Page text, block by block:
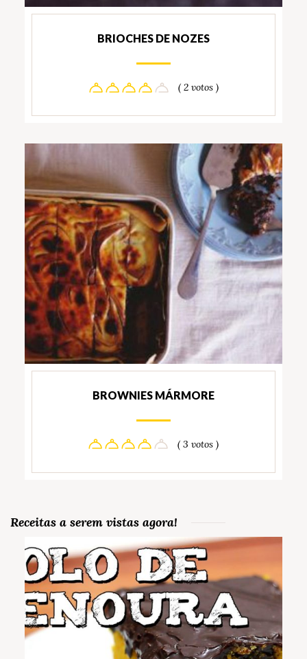
BRIOCHES DE NOZES
( 2 votos )
BROWNIES MÁRMORE
( 3 votos )
Receitas a serem vistas agora!